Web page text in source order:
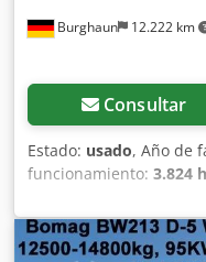
Burghaun 12.222 km
Consultar
Estado: usado, Año de
funcionamiento: 3.824 h
Aayjrf = Más
Ebert para obtener